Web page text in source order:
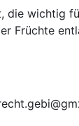
die wichtig
Früchte